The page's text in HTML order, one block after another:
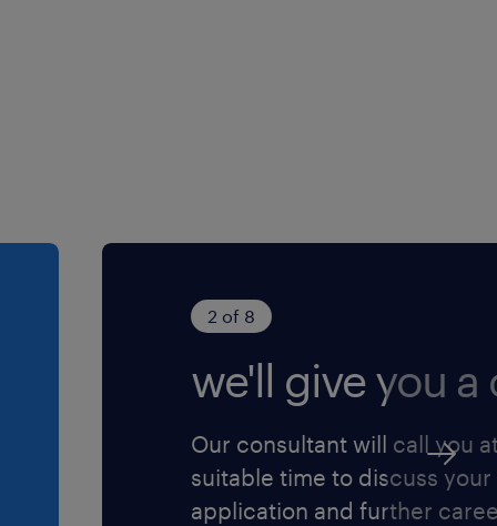
une différence.
avec les
pour assurer des
variées au sein d'un
le bien-être des
2 of 8
we'll give you a
Our consultant will call you
suitable time to discuss your
application and further